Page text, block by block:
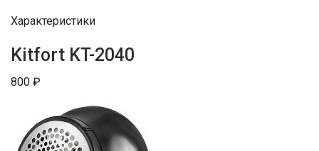
Характеристики
Kitfort KT-2040
800 ₽